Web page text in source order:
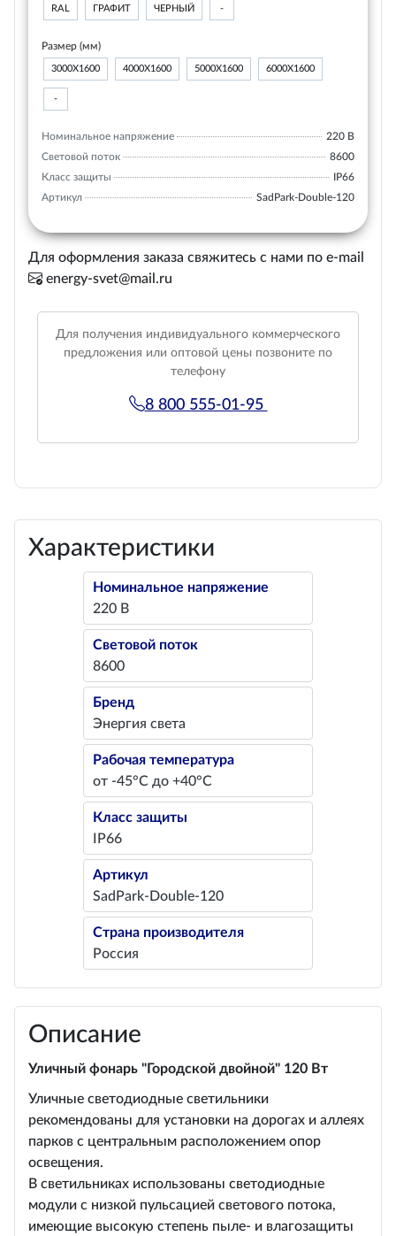
RAL ГРАФИТ ЧЕРНЫЙ -
Размер (мм)
3000X1600 4000X1600 5000X1600 6000X1600
-
Номинальное напряжение
220 В
Световой поток
8600
Класс защиты
IP66
Артикул
SadPark-Double-120
Для оформления заказа свяжитесь с нами по e-mail
energy-svet@mail.ru
Для получения индивидуального коммерческого
предложения или оптовой цены позвоните по
телефону
8 800 555-01-95
Характеристики
Номинальное напряжение
220 В
Световой поток
8600
Бренд
Энергия света
Рабочая температура
от -45°С до +40°С
Класс защиты
IP66
Артикул
SadPark-Double-120
Страна производителя
Россия
Описание
Уличный фонарь "Городской двойной" 120 Вт
Уличные светодиодные светильники
рекомендованы для установки на дорогах и аллеях
парков с центральным расположением опор
освещения.
В светильниках использованы светодиодные
модули с низкой пульсацией светового потока,
имеющие высокую степень пыле- и влагозащиты